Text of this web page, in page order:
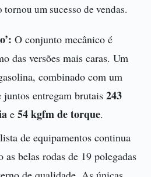
um sucesso de vendas.
O conjunto mecânico é
das versões mais caras. Um
combinado com um
entregam brutais 243
e 54 kgfm de torque.
de equipamentos continua
belas rodas de 19 polegadas